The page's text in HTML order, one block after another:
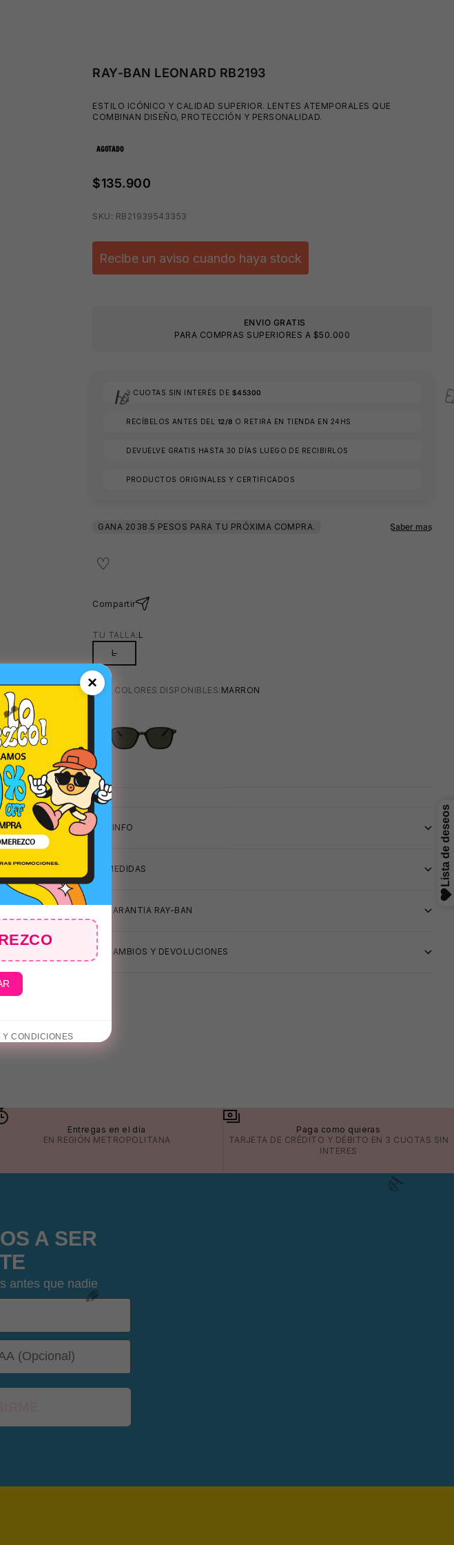
RAY-BAN LEONARD RB2193
ESTILO ICÓNICO Y CALIDAD SUPERIOR. LENTES ATEMPORALES QUE
COMBINAN DISEÑO, PROTECCIÓN Y PERSONALIDAD.
AGOTADO
$135.900
SKU: RB21939543353
Recibe un aviso cuando haya stock
ENVIO GRATIS
PARA COMPRAS SUPERIORES A $50.000
3 CUOTAS SIN INTERÉS DE $45300
RECÍBELOS ANTES DEL 12/8 O RETIRA EN TIENDA EN 24HS
DEVUELVE GRATIS HASTA 30 DÍAS LUEGO DE RECIBIRLOS
PRODUCTOS ORIGINALES Y CERTIFICADOS
Compartir
TU TALLA: L
L
MAS COLORES DISPONIBLES: MARRON
+INFO
MEDIDAS
GARANTIA RAY-BAN
CAMBIOS Y DEVOLUCIONES
×
CONDICIONES
Entregas en el día
EN REGIÓN METROPOLITANA
Paga como quieras
TARJETA DE CRÉDITO Y DÉBITO EN 3 CUOTAS SIN
INTERES
A SER
antes que nadie
⛱️